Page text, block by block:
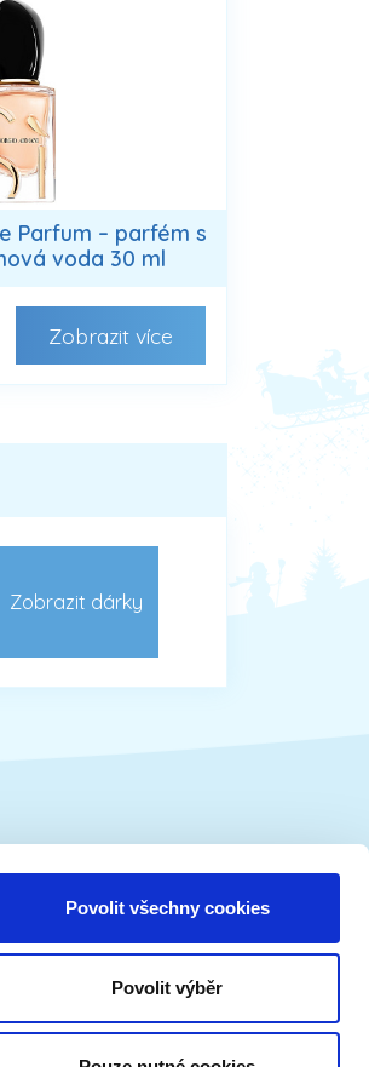
Povolit všechny cookies
Povolit výběr
Parfum – parfém s
voda 30 ml
Zobrazit více
tématika